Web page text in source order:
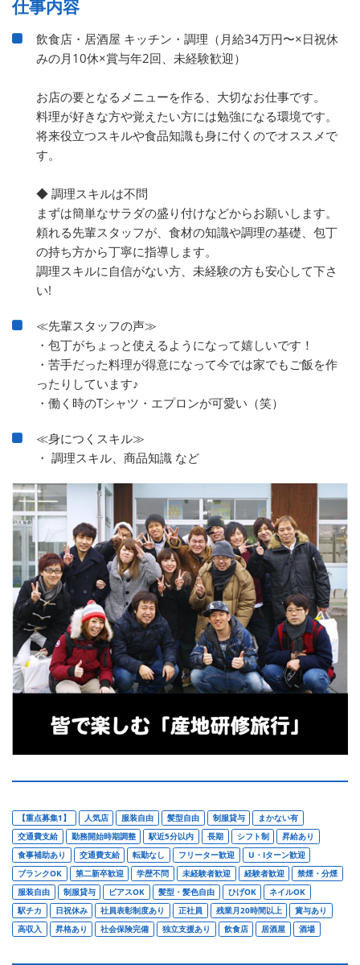
仕事内容
飲食店・居酒屋 キッチン・調理（月給34万円〜×日祝休
みの月10休×賞与年2回、未経験歓迎）
お店の要となるメニューを作る、大切なお仕事です。
料理が好きな方や覚えたい方には勉強になる環境です。
将来役立つスキルや食品知識も身に付くのでオススメで
す。
◆ 調理スキルは不問
まずは簡単なサラダの盛り付けなどからお願いします。
頼れる先輩スタッフが、食材の知識や調理の基礎、包丁
の持ち方から丁寧に指導します。
調理スキルに自信がない方、未経験の方も安心して下さ
い!
≪先輩スタッフの声≫
・包丁がちょっと使えるようになって嬉しいです！
・苦手だった料理が得意になって今では家でもご飯を作
ったりしています♪
・働く時のTシャツ・エプロンが可愛い（笑）
≪身につくスキル≫
・ 調理スキル、商品知識 など
【重点募集1】 人気店 服装自由 髪型自由 制服貸与
まかない有
交通費支給
勤務開始時期調整 駅近5分以内 長期 シフト制
昇給あり
食事補助あり
交通費支給 転勤なし フリーター歓迎
U・Iターン歓迎
ブランクOK
第二新卒歓迎 学歴不問 未経験者歓迎 経験者歓迎
禁煙・分煙
服装自由
制服貸与 ピアスOK 髪型・髪色自由 ひげOK
ネイルOK
駅チカ
日祝休み 社員表彰制度あり 正社員 残業月20時間以上
賞与あり
高収入
昇格あり 社会保険完備 独立支援あり 飲食店 居酒屋 酒場